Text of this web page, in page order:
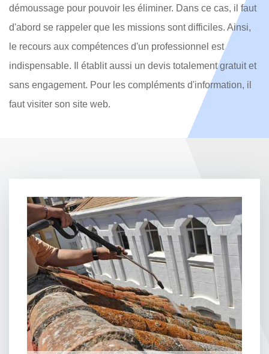
démoussage pour pouvoir les éliminer. Dans ce cas, il faut
d'abord se rappeler que les missions sont difficiles. Ainsi,
le recours aux compétences d'un professionnel est
indispensable. Il établit aussi un devis totalement gratuit et
sans engagement. Pour les compléments d'information, il
faut visiter son site web.